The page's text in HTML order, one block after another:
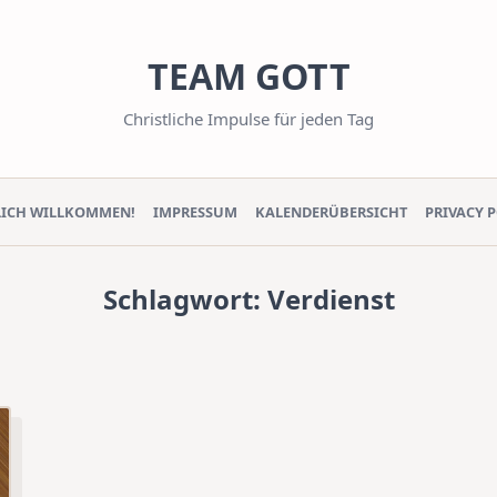
TEAM GOTT
Christliche Impulse für jeden Tag
WILLKOMMEN! IMPRESSUM KALENDERÜBERSICHT PRIVACY
Schlagwort: Verdienst